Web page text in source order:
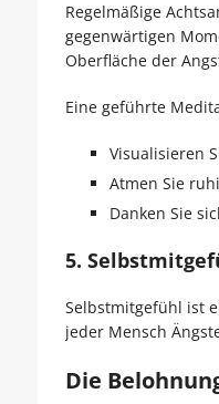
Regelmäßige
gegenwärtigen
Oberfläche der
Eine geführte
Visualisieren
Atmen Sie
Danken Sie
5.
Selbstmitgefühl ist
jeder Mensch
Die